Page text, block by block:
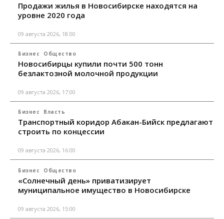
Продажи жилья в Новосибирске находятся на
уровне 2020 года
09 августа 2026, 18:00
Бизнес Общество
Новосибирцы купили почти 500 тонн
безлактозной молочной продукции
09 августа 2026, 17:00
Бизнес Власть
Транспортный коридор Абакан-Бийск предлагают
строить по концессии
09 августа 2026, 16:00
Бизнес Общество
«Солнечный день» приватизирует
муниципальное имущество в Новосибирске
09 августа 2026, 15:00